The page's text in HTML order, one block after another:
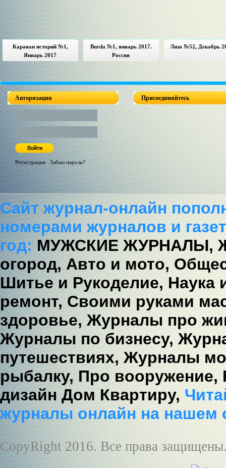
Караван историй №1,
Январь 2017
Burda №1, январь 2017.
Россия
Лиза №52, Декабрь
Авторизация
Регистрация /Забыл пароль?
Присоединяйтесь
Сайт журнал-онлайн
номерами журналов и
год:МУЖСКИЕ ЖУРНАЛЫ,
огород, Авто и мото,
Шитье и Рукоделие, Наука
ремонт, Своими руками
здоровье, Журналы про
Журналы по бизнесу,
путешествиях, Журналы
рыбалку, Про вооружение,
дизайн Дом Квартиру,
журналы онлайн на нашем
CopyRight 2016. Все права